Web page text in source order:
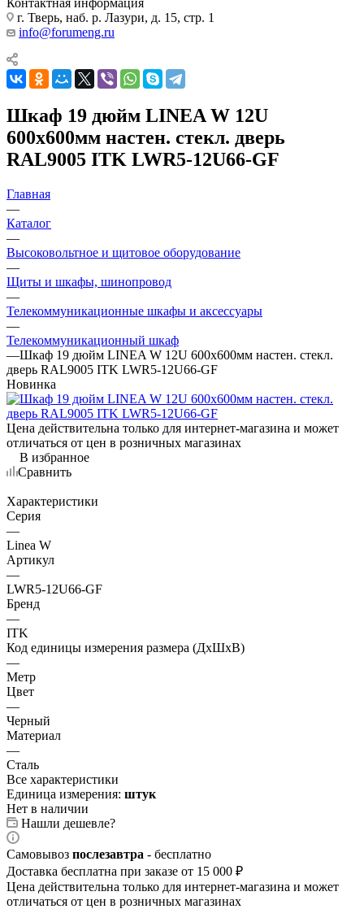
Контактная информация
г. Тверь, наб. р. Лазури, д. 15, стр. 1
info@forumeng.ru
Шкаф 19 дюйм LINEA W 12U
600х600мм настен. стекл. дверь
RAL9005 ITK LWR5-12U66-GF
Главная
—
Каталог
—
Высоковольтное и щитовое оборудование
—
Щиты и шкафы, шинопровод
—
Телекоммуникационные шкафы и аксессуары
—
Телекоммуникационный шкаф
—Шкаф 19 дюйм LINEA W 12U 600х600мм настен. стекл.
дверь RAL9005 ITK LWR5-12U66-GF
Новинка
Цена действительна только для интернет-магазина и может
отличаться от цен в розничных магазинах
В избранное
Сравнить
Характеристики
Серия
—
Linea W
Артикул
—
LWR5-12U66-GF
Бренд
—
ITK
Код единицы измерения размера (ДхШхВ)
—
Метр
Цвет
—
Черный
Материал
—
Сталь
Все характеристики
Единица измерения: штук
Нет в наличии
Нашли дешевле?
Самовывоз послезавтра - бесплатно
Доставка бесплатна при заказе от 15 000 ₽
Цена действительна только для интернет-магазина и может
отличаться от цен в розничных магазинах